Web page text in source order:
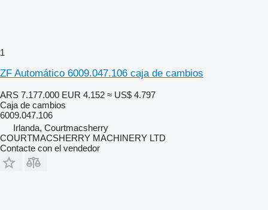
1
ZF Automático 6009.047.106 caja de cambios
ARS 7.177.000 EUR 4.152 ≈ US$ 4.797
Caja de cambios
6009.047.106
Irlanda, Courtmacsherry
COURTMACSHERRY MACHINERY LTD
Contacte con el vendedor